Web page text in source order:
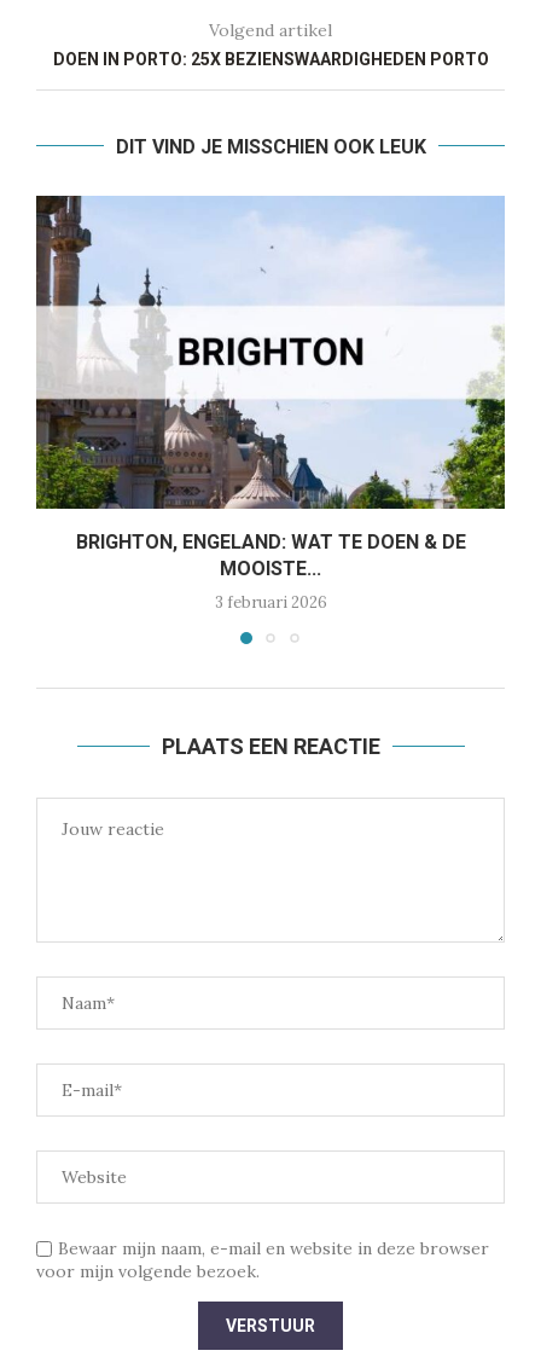
Volgend artikel
DOEN IN PORTO: 25X BEZIENSWAARDIGHEDEN PORTO
DIT VIND JE MISSCHIEN OOK LEUK
BRIGHTON, ENGELAND: WAT TE DOEN & DE
MOOISTE...
3 februari 2026
PLAATS EEN REACTIE
Bewaar mijn naam, e-mail en website in deze browser
voor mijn volgende bezoek.